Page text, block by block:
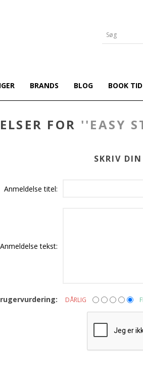
BRANDS BLOG BOOK
FOR EASY
SKRIV
Anmeldelse titel:
Anmeldelse tekst:
DÅRLIG